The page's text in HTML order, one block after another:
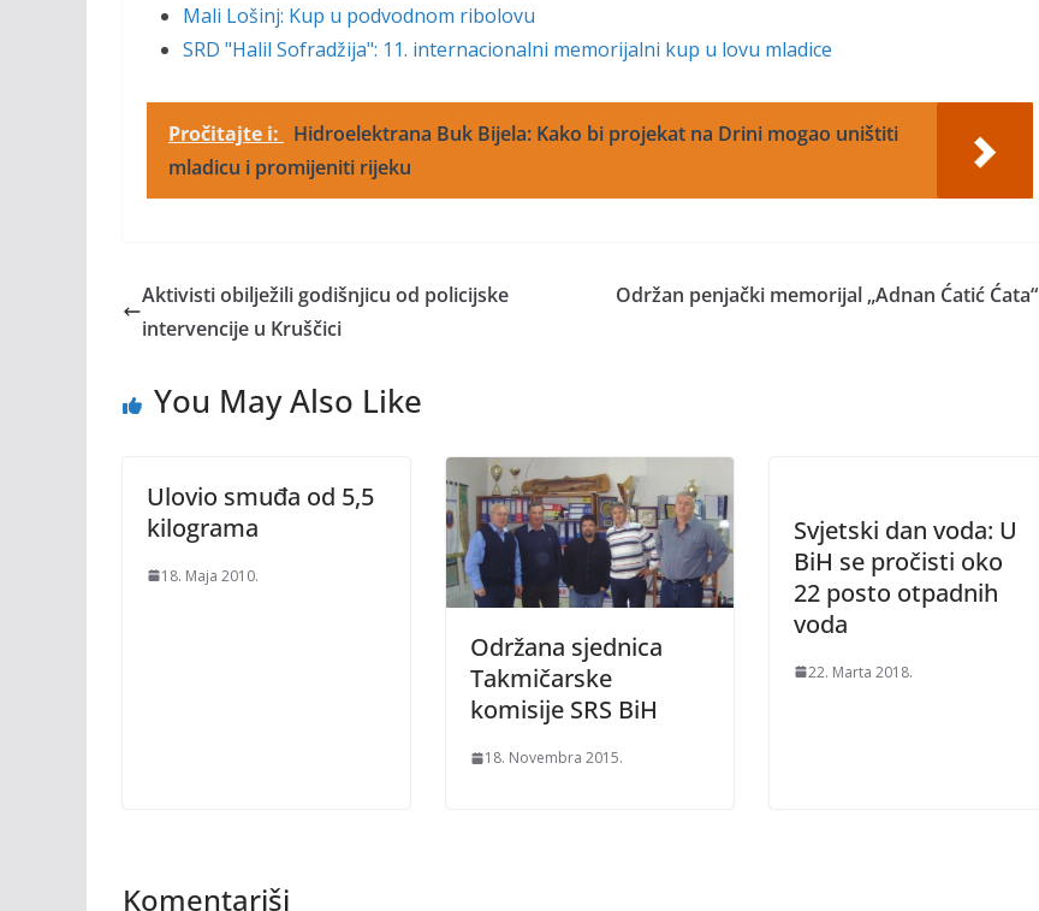
Mali Lošinj: Kup u podvodnom ribolovu
SRD "Halil Sofradžija": 11. internacionalni memorijalni kup u lovu mladice
Pročitajte i:
Hidroelektrana Buk Bijela: Kako bi projekat na Drini mogao uništiti
mladicu i promijeniti rijeku
Aktivisti obilježili godišnjicu od policijske
intervencije u Kruščici
Održan penjački memorijal „Adnan Ćatić Ćata“
You May Also Like
Ulovio smuđa od 5,5
kilograma
18. Maja 2010.
Održana sjednica
Takmičarske
komisije SRS BiH
18. Novembra 2015.
Svjetski dan voda: U
BiH se pročisti oko
22 posto otpadnih
voda
22. Marta 2018.
Komentariši